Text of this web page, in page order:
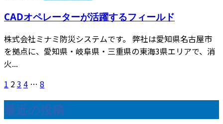
CADオペレーターが活躍するフィールド
株式会社ミナミ防災システムです。 弊社は愛知県名古屋市
を拠点に、愛知県・岐阜県・三重県の東海3県エリアで、消
火...
1 23 4 … 8
最近の投稿